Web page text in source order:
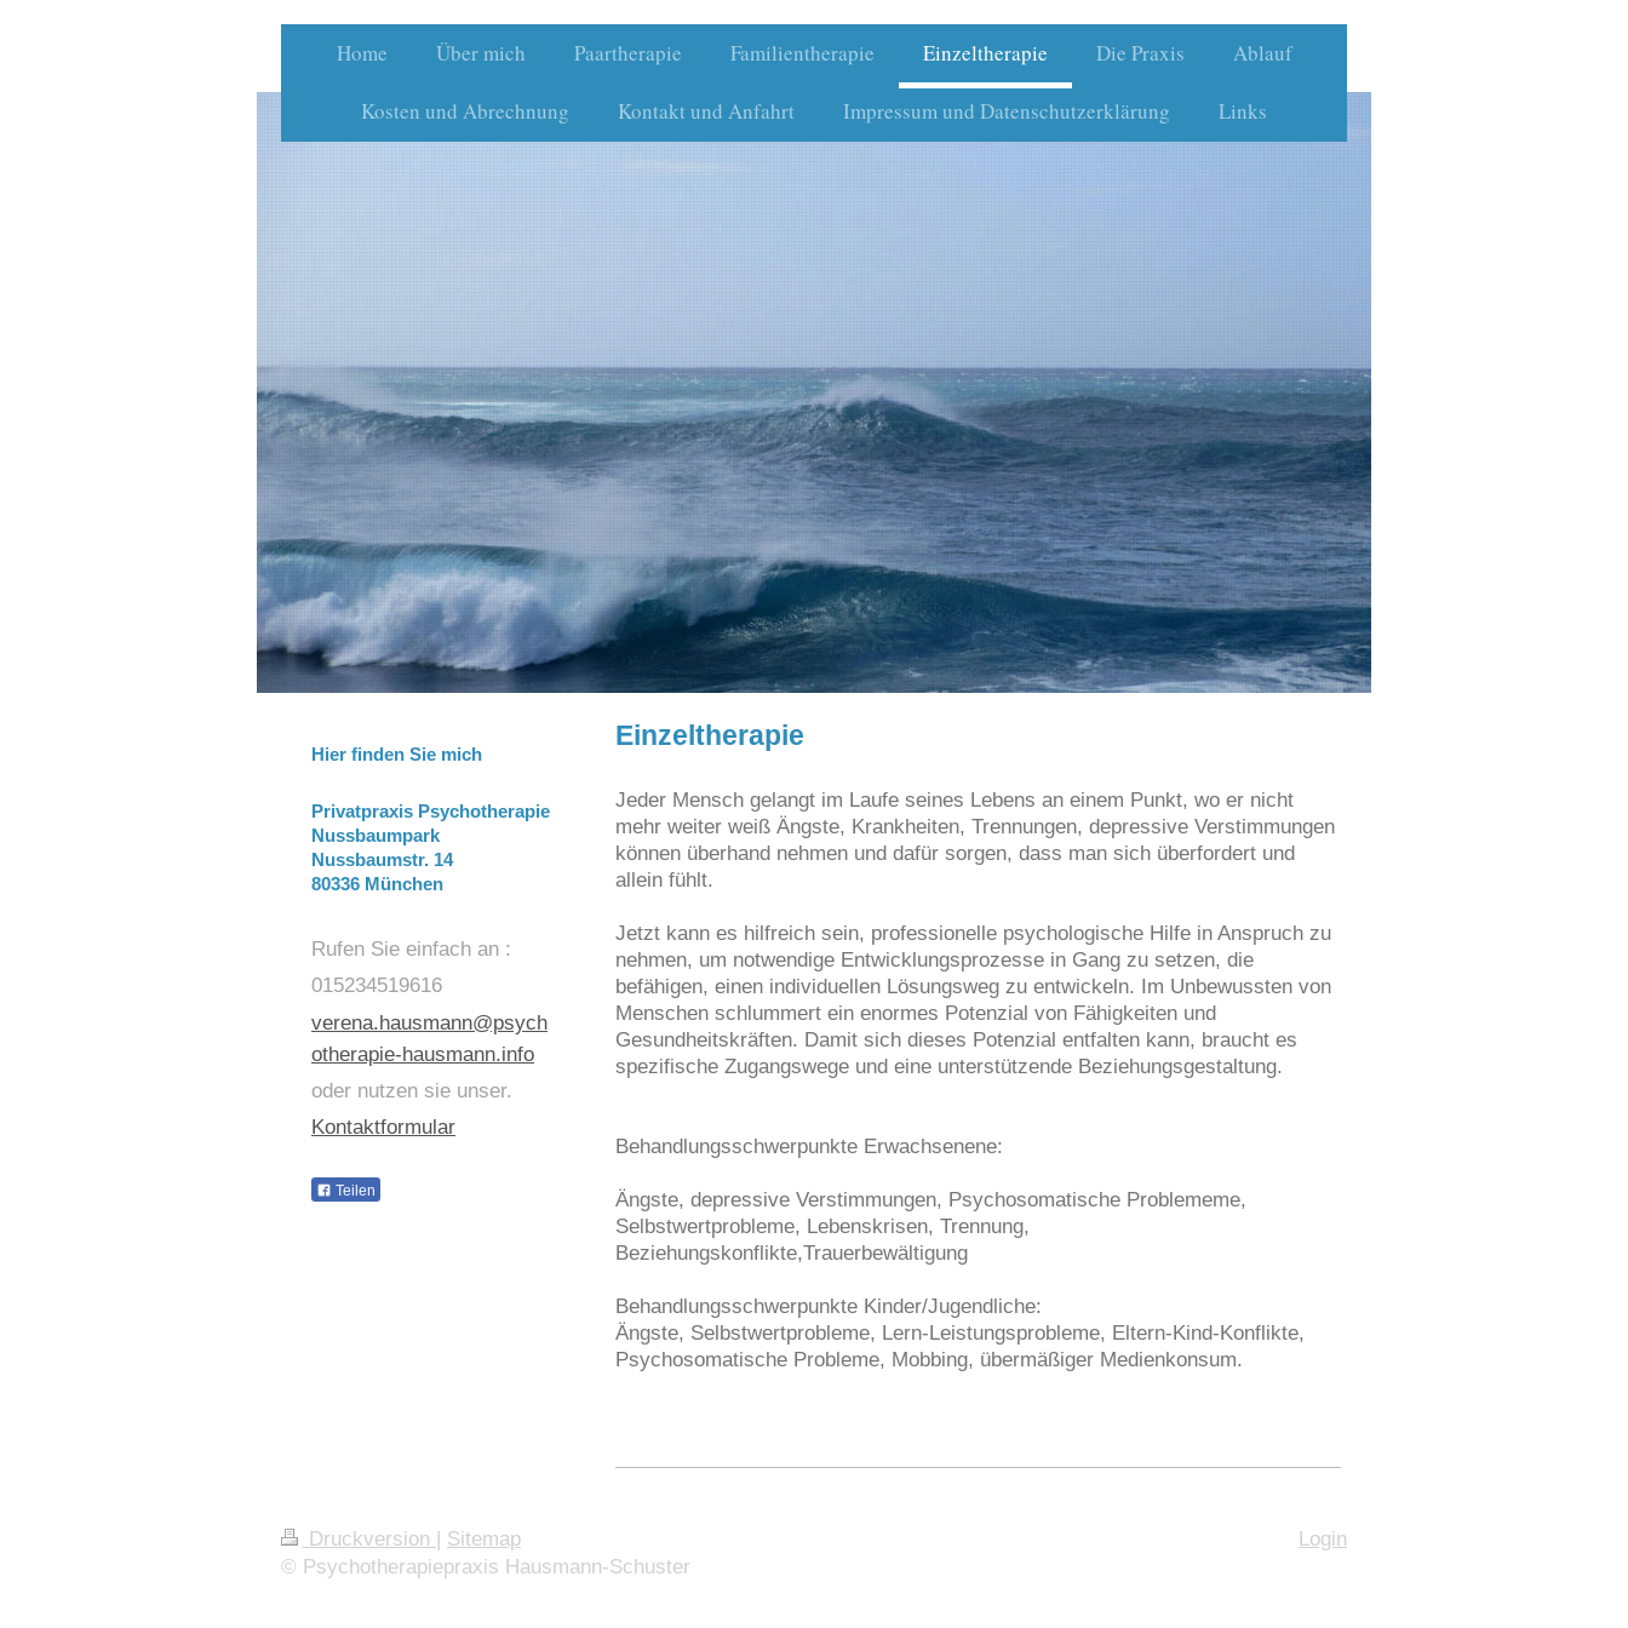
Home Über mich Paartherapie Familientherapie Einzeltherapie Die Praxis Ablauf
Kosten und Abrechnung Kontakt und Anfahrt Impressum und Datenschutzerklärung Links
Einzeltherapie
Jeder Mensch gelangt im Laufe seines Lebens an einem Punkt, wo er nicht
mehr weiter weiß Ängste, Krankheiten, Trennungen, depressive Verstimmungen
können überhand nehmen und dafür sorgen, dass man sich überfordert und
allein fühlt.
Jetzt kann es hilfreich sein, professionelle psychologische Hilfe in Anspruch zu
nehmen, um notwendige Entwicklungsprozesse in Gang zu setzen, die
befähigen, einen individuellen Lösungsweg zu entwickeln. Im Unbewussten von
Menschen schlummert ein enormes Potenzial von Fähigkeiten und
Gesundheitskräften. Damit sich dieses Potenzial entfalten kann, braucht es
spezifische Zugangswege und eine unterstützende Beziehungsgestaltung.
Behandlungsschwerpunkte Erwachsenene:
Ängste, depressive Verstimmungen, Psychosomatische Problememe,
Selbstwertprobleme, Lebenskrisen, Trennung,
Beziehungskonflikte,Trauerbewältigung
Behandlungsschwerpunkte Kinder/Jugendliche:
Ängste, Selbstwertprobleme, Lern-Leistungsprobleme, Eltern-Kind-Konflikte,
Psychosomatische Probleme, Mobbing, übermäßiger Medienkonsum.
Hier finden Sie mich
Privatpraxis Psychotherapie
Nussbaumpark
Nussbaumstr. 14
80336 München
Rufen Sie einfach an :
015234519616
verena.hausmann@psych
otherapie-hausmann.info
oder nutzen sie unser.
Kontaktformular
Teilen
Druckversion | Sitemap
© Psychotherapiepraxis Hausmann-Schuster
Login